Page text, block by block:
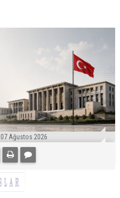
07 Ağustos 2026